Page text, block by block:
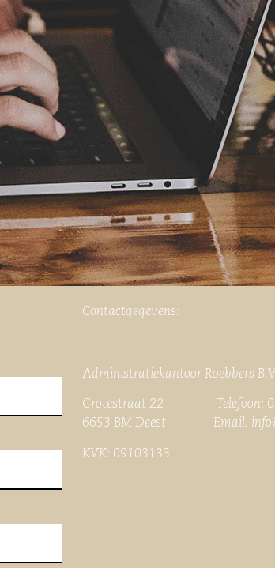
Contactgegevens:
Administratiekantoor Roebbers
Grotestraat 22 Telefoon:
6653 BM Deest Email:
KVK: 09103133